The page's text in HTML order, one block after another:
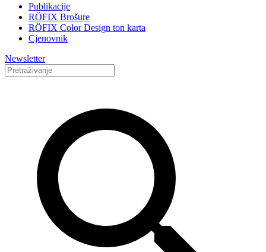
Publikacije
RÖFIX Brošure
RÖFIX Color Design ton karta
Cjenovnik
Newsletter